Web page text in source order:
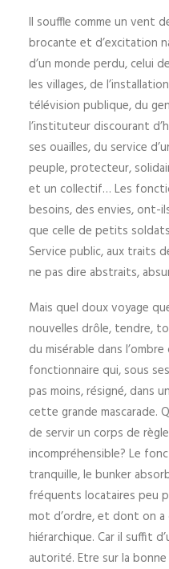
Il souffle comme un vent
brocante et d’excitation
d’un monde perdu, celui
les villages, de
télévision publique, du
l’instituteur discourant
ses ouailles, du service
peuple, protecteur,
et un collectif… Les
besoins, des envies, ont-
que celle de petits
Service public, aux traits
ne pas dire abstraits,
Mais quel doux voyage
nouvelles drôle, tendre,
du misérable dans
fonctionnaire qui, sous
pas moins, résigné, dans
cette grande mascarade.
de servir un corps de
incompréhensible? Le
tranquille, le bunker
fréquents locataires peu
mot d’ordre, et dont on a
hiérarchique. Car il suffit
autorité. Etre sur la bonne